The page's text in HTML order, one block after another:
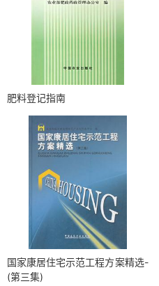
肥料登记指南
国家康居住宅示范工程方案精选-
(第三集)